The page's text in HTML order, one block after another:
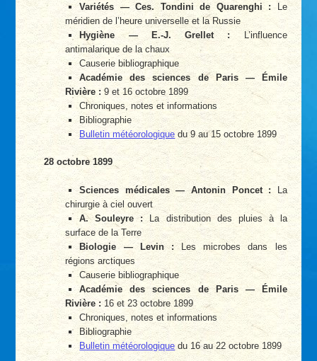
Variétés — Ces. Tondini de Quarenghi : Le
méridien de l’heure universelle et la Russie
Hygiène — E.-J. Grellet : L’influence
antimalarique de la chaux
Causerie bibliographique
Académie des sciences de Paris — Émile
Rivière : 9 et 16 octobre 1899
Chroniques, notes et informations
Bibliographie
Bulletin météorologique du 9 au 15 octobre 1899
28 octobre 1899
Sciences médicales — Antonin Poncet : La
chirurgie à ciel ouvert
A. Souleyre :La distribution des pluies à la
surface de la Terre
Biologie — Levin :Les microbes dans les
régions arctiques
Causerie bibliographique
Académie des sciences de Paris — Émile
Rivière : 16 et 23 octobre 1899
Chroniques, notes et informations
Bibliographie
Bulletin météorologique du 16 au 22 octobre 1899